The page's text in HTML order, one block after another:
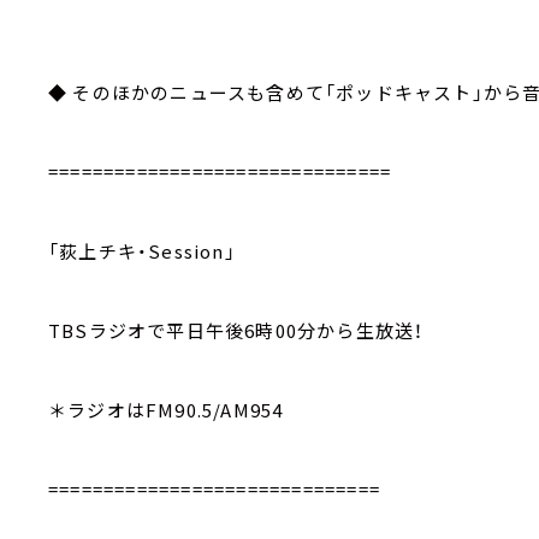
◆ そのほかのニュースも含めて「ポッドキャスト」から
===============================
「荻上チキ・Session」
TBSラジオで平日午後6時00分から生放送！
＊ラジオはFM90.5/AM954
==============================